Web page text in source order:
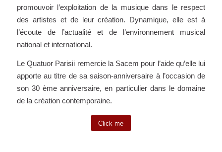
promouvoir l’exploitation de la musique dans le respect
des artistes et de leur création. Dynamique, elle est à
l’écoute de l’actualité et de l’environnement musical
national et international.
Le Quatuor Parisii remercie la Sacem pour l’aide qu’elle lui
apporte au titre de sa saison-anniversaire à l’occasion de
son 30 ème anniversaire, en particulier dans le domaine
de la création contemporaine.
Click me